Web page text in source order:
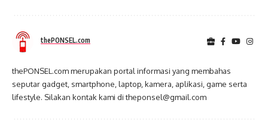
thePONSEL.com
thePONSEL.com merupakan portal informasi yang membahas
seputar gadget, smartphone, laptop, kamera, aplikasi, game serta
lifestyle. Silakan kontak kami di theponsel@gmail.com